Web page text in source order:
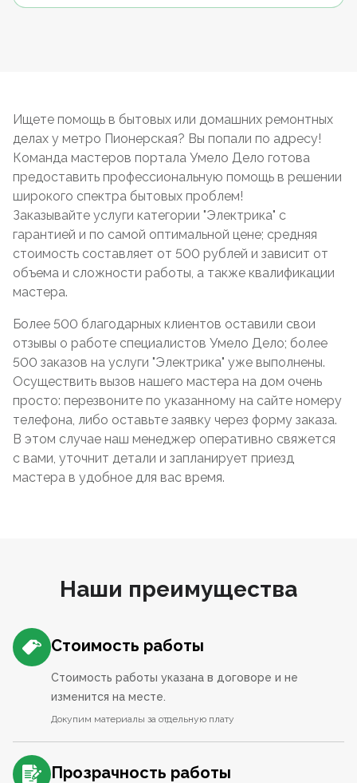
Ищете помощь в бытовых или домашних ремонтных
делах у метро Пионерская? Вы попали по адресу!
Команда мастеров портала Умело Дело готова
предоставить профессиональную помощь в решении
широкого спектра бытовых проблем!
Заказывайте услуги категории "Электрика" с
гарантией и по самой оптимальной цене; средняя
стоимость составляет от 500 рублей и зависит от
объема и сложности работы, а также квалификации
мастера.
Более 500 благодарных клиентов оставили свои
отзывы о работе специалистов Умело Дело; более
500 заказов на услуги "Электрика" уже выполнены.
Осуществить вызов нашего мастера на дом очень
просто: перезвоните по указанному на сайте номеру
телефона, либо оставьте заявку через форму заказа.
В этом случае наш менеджер оперативно свяжется
с вами, уточнит детали и запланирует приезд
мастера в удобное для вас время.
Наши преимущества
Стоимость работы
Стоимость работы указана в договоре и не
изменится на месте.
Докупим материалы за отдельную плату
Прозрачность работы